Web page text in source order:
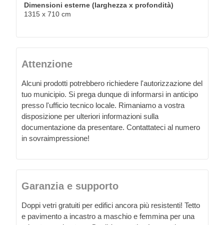
Dimensioni esterne (larghezza x profondità)
1315 x 710 cm
Attenzione
Alcuni prodotti potrebbero richiedere l'autorizzazione del
tuo municipio. Si prega dunque di informarsi in anticipo
presso l'ufficio tecnico locale. Rimaniamo a vostra
disposizione per ulteriori informazioni sulla
documentazione da presentare. Contattateci al numero
in sovraimpressione!
Garanzia e supporto
Doppi vetri gratuiti per edifici ancora più resistenti! Tetto
e pavimento a incastro a maschio e femmina per una